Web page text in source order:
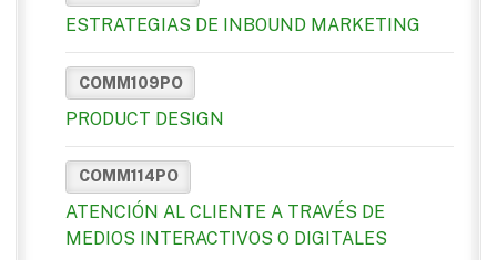
ESTRATEGIAS DE INBOUND MARKETING
COMM109PO
PRODUCT DESIGN
COMM114PO
ATENCIÓN AL CLIENTE A TRAVÉS DE
MEDIOS INTERACTIVOS O DIGITALES